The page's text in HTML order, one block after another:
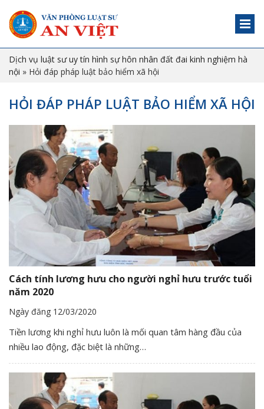
Dịch vụ luật sư uy tín hình sự hôn nhân đất đai kinh nghiệm hà
nội » Hỏi đáp pháp luật bảo hiểm xã hội
HỎI ĐÁP PHÁP LUẬT BẢO HIỂM XÃ HỘI
Cách tính lương hưu cho người nghỉ hưu trước tuổi
năm 2020
Ngày đăng 12/03/2020
Tiền lương khi nghỉ hưu luôn là mối quan tâm hàng đầu của
nhiều lao động, đặc biệt là những…